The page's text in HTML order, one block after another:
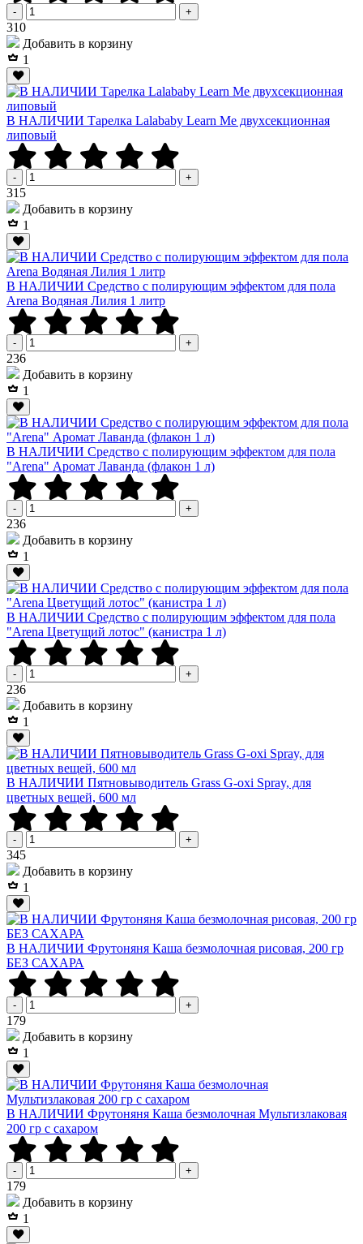
- +
310Р
Добавить в корзину
1
В НАЛИЧИИ Тарелка Lalababy Learn Me двухсекционная
липовый
- +
315Р
Добавить в корзину
1
В НАЛИЧИИ Средство с полирующим эффектом для пола
Arena Водяная Лилия 1 литр
- +
236Р
Добавить в корзину
1
В НАЛИЧИИ Средство с полирующим эффектом для пола
"Arena" Аромат Лаванда (флакон 1 л)
- +
236Р
Добавить в корзину
1
В НАЛИЧИИ Средство с полирующим эффектом для пола
"Arena Цветущий лотос" (канистра 1 л)
- +
236Р
Добавить в корзину
1
В НАЛИЧИИ Пятновыводитель Grass G-oxi Spray, для
цветных вещей, 600 мл
- +
345Р
Добавить в корзину
1
В НАЛИЧИИ Фрутоняня Каша безмолочная рисовая, 200 гр
БЕЗ САХАРА
- +
179Р
Добавить в корзину
1
В НАЛИЧИИ Фрутоняня Каша безмолочная Мультизлаковая
200 гр с сахаром
- +
179Р
Добавить в корзину
1